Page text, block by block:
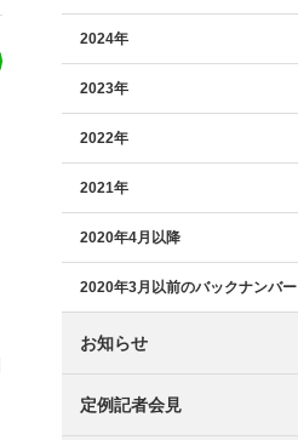
2024年
2023年
2022年
2021年
2020年4月以降
2020年3月以前のバックナンバー
お知らせ
定例記者会見